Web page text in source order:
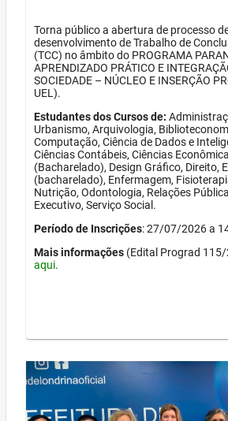
Torna público a abertura de processo
desenvolvimento de Trabalho de
(TCC) no âmbito do PROGRAMA
APRENDIZADO PRÁTICO E
SOCIEDADE – NÚCLEO E INSERÇÃO
UEL).
Estudantes dos Cursos de:
Urbanismo, Arquivologia,
Computação, Ciência de Dados e
Ciências Contábeis, Ciências
(Bacharelado), Design Gráfico, Direito,
(bacharelado), Enfermagem,
Nutrição, Odontologia, Relações
Executivo, Serviço Social.
Período de Inscrições: 27/07/2026 a
Mais informações (Edital Prograd
aqui.